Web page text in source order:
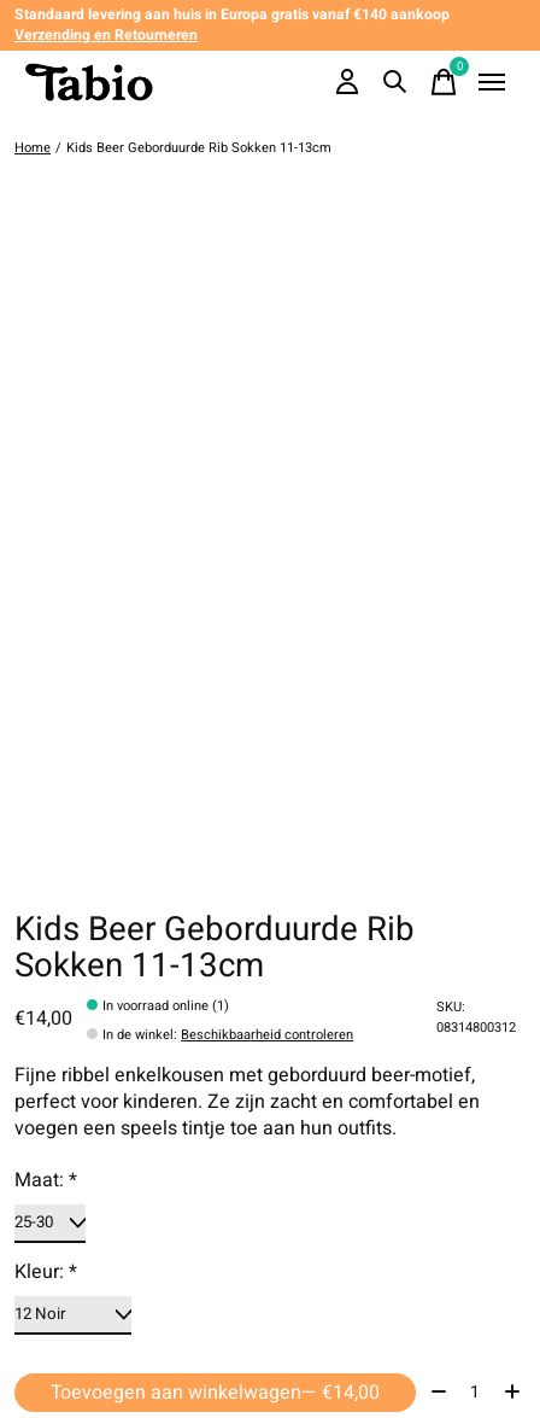
Standaard levering aan huis in Europa gratis vanaf €140 aankoop
Verzending en Retourneren
0items
Home / Kids Beer Geborduurde Rib Sokken 11-13cm
Kids Beer Geborduurde Rib
Sokken 11-13cm
€14,00
In voorraad online (1)
In de winkel: Beschikbaarheid controleren
SKU:
08314800312
Fijne ribbel enkelkousen met geborduurd beer-motief,
perfect voor kinderen. Ze zijn zacht en comfortabel en
voegen een speels tintje toe aan hun outfits.
Maat: *
Kleur: *
Toevoegen aan winkelwagen — €14,00 Aantal: